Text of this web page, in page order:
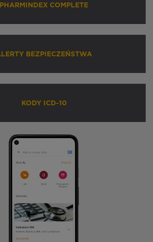
PHARMINDEX COMPLETE
BEZPIECZEŃSTWA
KODY ICD-10